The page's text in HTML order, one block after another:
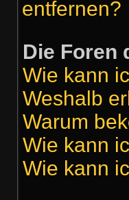
entfernen?
Die Foren
Wie kann
Weshalb
Warum
Wie kann
Wie kann